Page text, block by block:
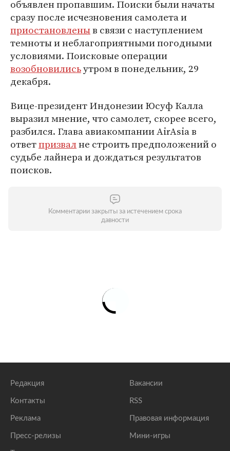
объявлен пропавшим. Поиски были начаты
сразу после исчезновения самолета и
приостановленыв связи с наступлением
темноты и неблагоприятными погодными
условиями. Поисковые операции
возобновилисьутром в понедельник, 29
декабря.
Вице-президент Индонезии Юсуф Калла
выразил мнение, что самолет, скорее всего,
разбился. Глава авиакомпании AirAsia в
ответпризвалне строить предположений о
судьбе лайнера и дождаться результатов
поисков.
Комментарии закрыты за истечением срока
давности
Редакция
Контакты
Реклама
Пресс-релизы
Вакансии
RSS
Правовая информация
Мини-игры